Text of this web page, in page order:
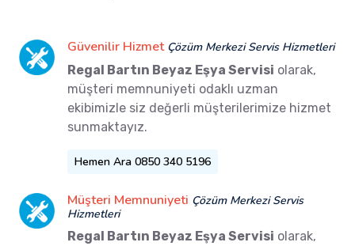
Güvenilir Hizmet Çözüm Merkezi Servis Hizmetleri
Regal Bartın Beyaz Eşya Servisi olarak,
müşteri memnuniyeti odaklı uzman
ekibimizle siz değerli müşterilerimize hizmet
sunmaktayız.
Hemen Ara 0850 340 5196
Müşteri Memnuniyeti Çözüm Merkezi Servis
Hizmetleri
Regal Bartın Beyaz Eşya Servisi olarak,